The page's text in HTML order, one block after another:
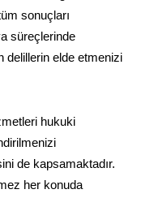
sonuçları
süreçlerinde
delillerin elde etmenizi
hukuki
de kapsamaktadır.
her konuda